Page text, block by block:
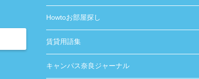
Howtoお部屋探し
賃貸用語集
キャンパス奈良ジャーナル